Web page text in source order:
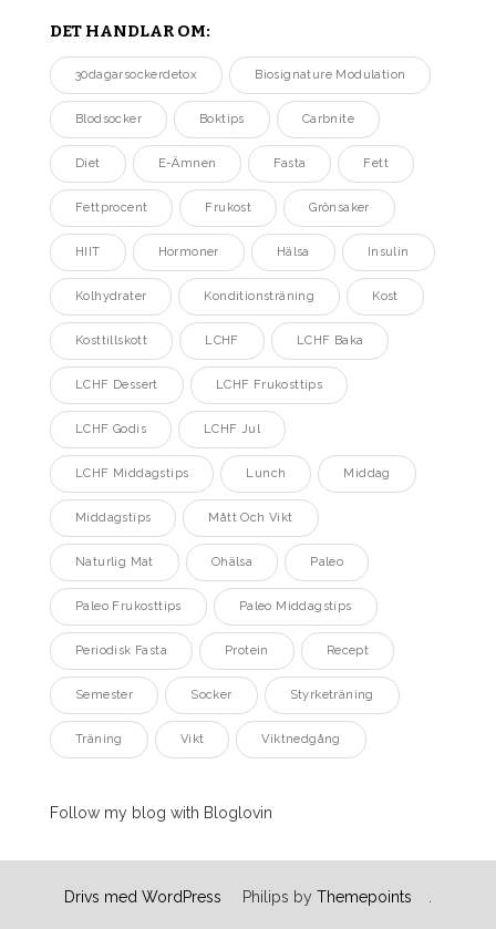
DET HANDLAR OM:
30dagarsockerdetox Biosignature Modulation
Blodsocker Boktips Carbnite
Diet E-Ämnen Fasta Fett
Fettprocent Frukost Grönsaker
HIIT Hormoner Hälsa Insulin
Kolhydrater Konditionsträning Kost
Kosttillskott LCHF LCHF Baka
LCHF Dessert LCHF Frukosttips
LCHF Godis LCHF Jul
LCHF Middagstips Lunch Middag
Middagstips Mått Och Vikt
Naturlig Mat Ohälsa Paleo
Paleo Frukosttips Paleo Middagstips
Periodisk Fasta Protein Recept
Semester Socker Styrketräning
Träning Vikt Viktnedgång
Follow my blog with Bloglovin
Drivs med WordPress Philips by Themepoints